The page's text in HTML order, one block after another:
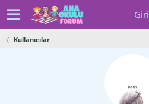
Kullanıcılar